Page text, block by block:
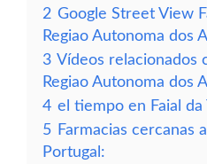
2 Google Street View
Regiao Autonoma dos
3 Vídeos relacionados
Regiao Autonoma dos
4 el tiempo en Faial da
5 Farmacias cercanas
Portugal: